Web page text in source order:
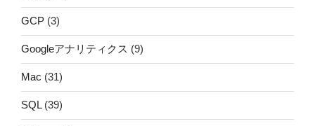
GCP (3)
Googleアナリティクス (9)
Mac (31)
SQL(39)